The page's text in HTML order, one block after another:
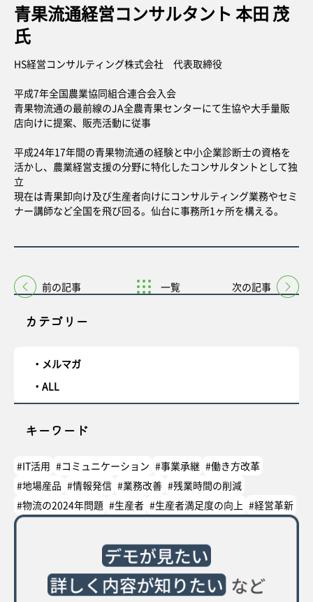
カテゴリー
メルマガ
ALL
キーワード
#IT活用 #コミュニケーション #事業承継 #働き方改革
#地場産品 #情報発信 #業務改善 #残業時間の削減
#物流の2024年問題 #生産者 #生産者満足度の向上 #経営革新
青果流通経営コンサルタント 本田 茂
氏
HS経営コンサルティング株式会社 代表取締役
平成7年全国農業協同組合連合会入会
青果物流通の最前線のJA全農青果センターにて生協や大手量販
店向けに提案、販売活動に従事
平成24年17年間の青果物流通の経験と中小企業診断士の資格を
活かし、農業経営支援の分野に特化したコンサルタントとして独
立
現在は青果卸向け及び生産者向けにコンサルティング業務やセミ
ナー講師など全国を飛び回る。仙台に事務所1ヶ所を構える。
前の記事 一覧 次の記事